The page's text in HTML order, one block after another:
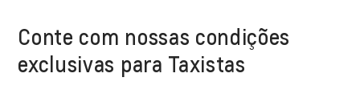
Conte com nossas condições
exclusivas para Taxistas